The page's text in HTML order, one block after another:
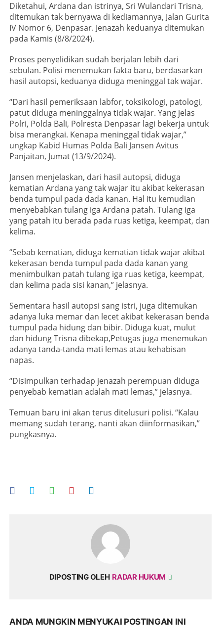
Diketahui, Ardana dan istrinya, Sri Wulandari Trisna,
ditemukan tak bernyawa di kediamannya, Jalan Gurita
IV Nomor 6, Denpasar. Jenazah keduanya ditemukan
pada Kamis (8/8/2024).
Proses penyelidikan sudah berjalan lebih dari
sebulan. Polisi menemukan fakta baru, berdasarkan
hasil autopsi, keduanya diduga meninggal tak wajar.
“Dari hasil pemeriksaan labfor, toksikologi, patologi,
patut diduga meninggalnya tidak wajar. Yang jelas
Polri, Polda Bali, Polresta Denpasar lagi bekerja untuk
bisa merangkai. Kenapa meninggal tidak wajar,”
ungkap Kabid Humas Polda Bali Jansen Avitus
Panjaitan, Jumat (13/9/2024).
Jansen menjelaskan, dari hasil autopsi, diduga
kematian Ardana yang tak wajar itu akibat kekerasan
benda tumpul pada dada kanan. Hal itu kemudian
menyebabkan tulang iga Ardana patah. Tulang iga
yang patah itu berada pada ruas ketiga, keempat, dan
kelima.
“Sebab kematian, diduga kematian tidak wajar akibat
kekerasan benda tumpul pada dada kanan yang
menimbulkan patah tulang iga ruas ketiga, keempat,
dan kelima pada sisi kanan,” jelasnya.
Sementara hasil autopsi sang istri, juga ditemukan
adanya luka memar dan lecet akibat kekerasan benda
tumpul pada hidung dan bibir. Diduga kuat, mulut
dan hidung Trisna dibekap,Petugas juga menemukan
adanya tanda-tanda mati lemas atau kehabisan
napas.
“Disimpulkan terhadap jenazah perempuan diduga
penyebab kematian adalah mati lemas,” jelasnya.
Temuan baru ini akan terus ditelusuri polisi. “Kalau
memang sudah terang, nanti akan diinformasikan,”
pungkasnya.
DIPOSTING OLEH RADAR HUKUM
ANDA MUNGKIN MENYUKAI POSTINGAN INI